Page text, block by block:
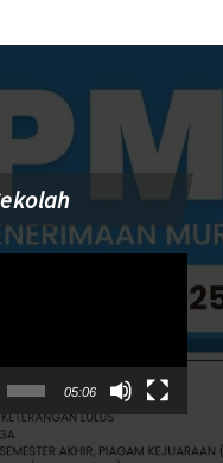
05:06